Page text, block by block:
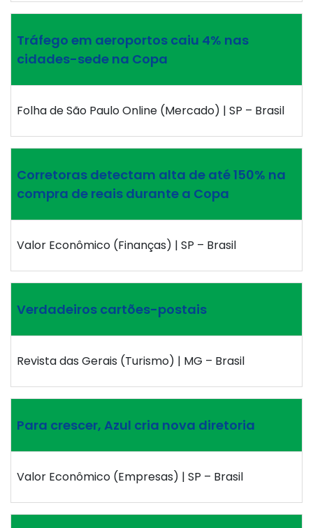
Tráfego em aeroportos caiu 4% nas
cidades-sede na Copa
Folha de São Paulo Online (Mercado) | SP – Brasil
Corretoras detectam alta de até 150% na
compra de reais durante a Copa
Valor Econômico (Finanças) | SP – Brasil
Verdadeiros cartões-postais
Revista das Gerais (Turismo) | MG – Brasil
Para crescer, Azul cria nova diretoria
Valor Econômico (Empresas) | SP – Brasil